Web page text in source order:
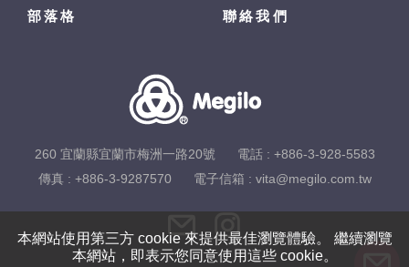
本網站使用第三方 cookie 來提供最佳瀏覽體驗。 繼續瀏覽
本網站，即表示您同意使用這些 cookie。
部落格 聯絡我們
260 宜蘭縣宜蘭市梅洲一路20號 電話 : +886-3-928-5583
傳真 : +886-3-9287570
電子信箱 : vita@megilo.com.tw